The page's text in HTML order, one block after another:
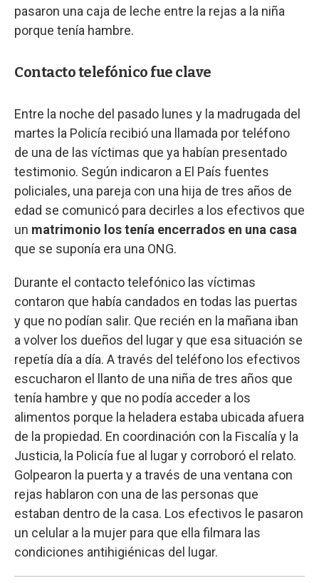
pasaron una caja de leche entre la rejas a la niña
porque tenía hambre.
Contacto telefónico fue clave
Entre la noche del pasado lunes y la madrugada del
martes la Policía recibió una llamada por teléfono
de una de las víctimas que ya habían presentado
testimonio. Según indicaron a El País fuentes
policiales, una pareja con una hija de tres años de
edad se comunicó para decirles a los efectivos que
un matrimonio los tenía encerrados en una casa
que se suponía era una ONG.
Durante el contacto telefónico las víctimas
contaron que había candados en todas las puertas
y que no podían salir. Que recién en la mañana iban
a volver los dueños del lugar y que esa situación se
repetía día a día. A través del teléfono los efectivos
escucharon el llanto de una niña de tres años que
tenía hambre y que no podía acceder a los
alimentos porque la heladera estaba ubicada afuera
de la propiedad. En coordinación con la Fiscalía y la
Justicia, la Policía fue al lugar y corroboró el relato.
Golpearon la puerta y a través de una ventana con
rejas hablaron con una de las personas que
estaban dentro de la casa. Los efectivos le pasaron
un celular a la mujer para que ella filmara las
condiciones antihigiénicas del lugar.